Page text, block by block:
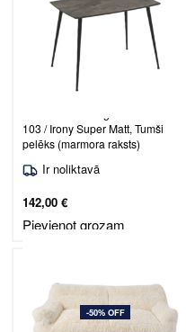
103 / Irony Super Matt, Tumši
pelēks (marmora raksts)
Ir noliktavā
142,00 €
Pievienot grozam
-50% OFF